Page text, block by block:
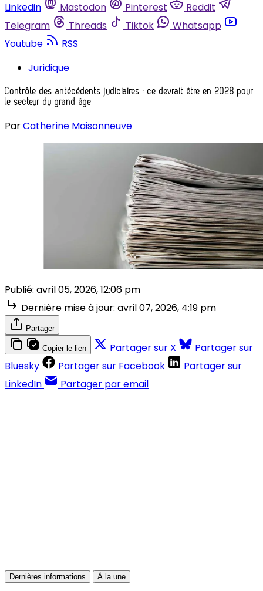
Linkedin
Mastodon Pinterest
Reddit
Telegram
Threads Tiktok
Whatsapp
Youtube
RSS
Juridique
Contrôle des antécédents judiciaires : ce devrait être en 2028 pour
le secteur du grand âge
ParCatherine Maisonneuve
Publié: avril 05, 2026, 12:06 pm
Dernière mise à jour: avril 07, 2026, 4:19 pm
Partager
Copier le lien Partager sur X
Partager sur
Bluesky
Partager sur Facebook
Partager sur
LinkedIn
Partager par email
Dernières informations À la une